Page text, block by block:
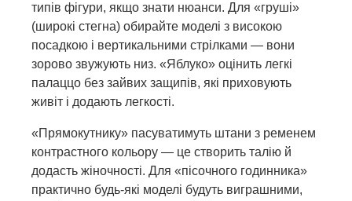
типів фігури, якщо знати нюанси. Для «груші»
(широкі стегна) обирайте моделі з високою
посадкою і вертикальними стрілками — вони
зорово звужують низ. «Яблуко» оцінить легкі
палаццо без зайвих защипів, які приховують
живіт і додають легкості.
«Прямокутнику» пасуватимуть штани з ременем
контрастного кольору — це створить талію й
додасть жіночності. Для «пісочного годинника»
практично будь-які моделі будуть виграшними,